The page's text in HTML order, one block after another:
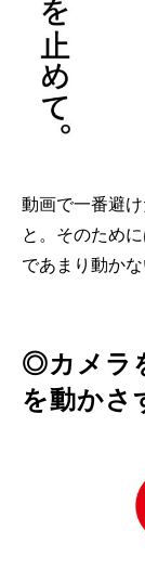
動画で一番避
と。そのため
であまり動かな
◎カメラ
を動かさ